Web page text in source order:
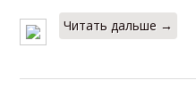
Читать дальше →